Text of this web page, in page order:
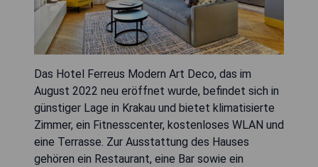
Das Hotel Ferreus Modern Art Deco, das im
August 2022 neu eröffnet wurde, befindet sich in
günstiger Lage in Krakau und bietet klimatisierte
Zimmer, ein Fitnesscenter, kostenloses WLAN und
eine Terrasse. Zur Ausstattung des Hauses
gehören ein Restaurant, eine Bar sowie ein